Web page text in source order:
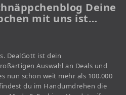
Deine
mit uns ist…
DealGott ist dein
Auswahl an Deals und
nun schon weit mehr als 100.000
du im Handumdrehen die